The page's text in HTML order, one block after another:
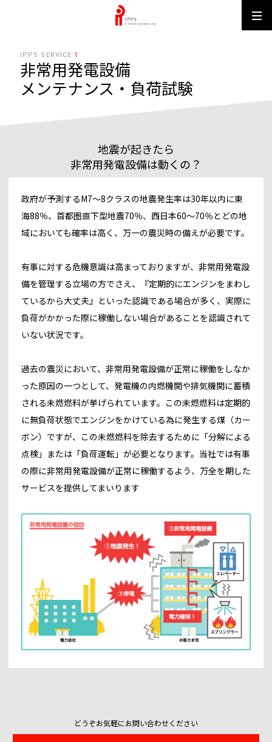
IPPS
IPPS SERVICE 1
非常用発電設備
メンテナンス・負荷試験
地震が起きたら
非常用発電設備は動くの？
政府が予測するM7～8クラスの地震発生率は30年以内に東
海88％、首都圏直下型地震70％、西日本60～70％とどの地
域においても確率は高く、万一の震災時の備えが必要です。
有事に対する危機意識は高まっておりますが、非常用発電設
備を管理する立場の方でさえ、『定期的にエンジンをまわし
ているから大丈夫』といった認識である場合が多く、実際に
負荷がかかった際に稼働しない場合があることを認識されて
いない状況です。
過去の震災において、非常用発電設備が正常に稼働をしなか
った原因の一つとして、発電機の内燃機関や排気機関に蓄積
される未燃燃料が挙げられています。この未燃燃料は定期的
に無負荷状態でエンジンをかけている為に発生する煤（カー
ボン）ですが、この未燃燃料を除去するために「分解による
点検」または「負荷運転」が必要となります。当社では有事
の際に非常用発電設備が正常に稼働するよう、万全を期した
サービスを提供してまいります
どうぞお気軽にお問い合わせください